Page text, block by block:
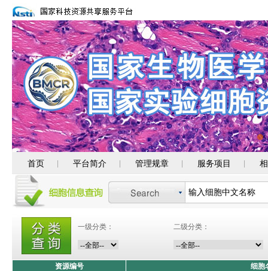
首页 平台简介 管理规章 服务项目
一级分类： 二级分类：
资源编号 细胞